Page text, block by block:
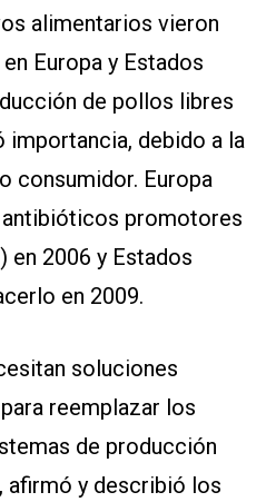
alimentarios vieron
Europa y Estados
de pollos libres
debido a la
consumidor. Europa
promotores
en 2006 y Estados
en 2009.
soluciones
reemplazar los
de producción
afirmó y describió los